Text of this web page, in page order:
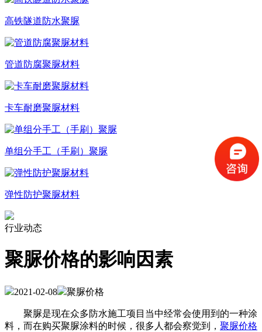
高铁隧道防水聚脲
管道防腐聚脲材料
卡车耐磨聚脲材料
单组分手工（手刷）聚脲
弹性防护聚脲材料
行业动态
聚脲价格的影响因素
2021-02-08 聚脲价格
聚脲是现在众多防水施工项目当中经常会使用到的一种涂
料，而在购买聚脲涂料的时候，很多人都会察觉到， 聚脲价格